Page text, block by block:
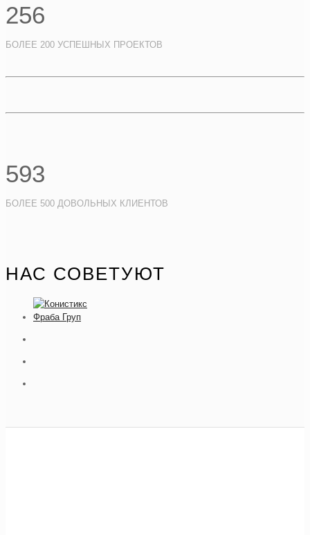
256
БОЛЕЕ 200 УСПЕШНЫХ ПРОЕКТОВ
593
БОЛЕЕ 500 ДОВОЛЬНЫХ КЛИЕНТОВ
НАС СОВЕТУЮТ